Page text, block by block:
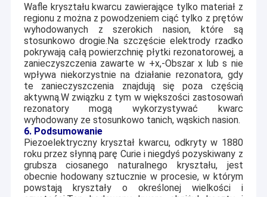
Wafle kryształu kwarcu zawierające tylko materiał z
regionu z można z powodzeniem ciąć tylko z prętów
wyhodowanych z szerokich nasion, które są
stosunkowo drogie.Na szczęście elektrody rzadko
pokrywają całą powierzchnię płytki rezonatorowej, a
zanieczyszczenia zawarte w +x,-Obszar x lub s nie
wpływa niekorzystnie na działanie rezonatora, gdy
te zanieczyszczenia znajdują się poza częścią
aktywną.W związku z tym w większości zastosowań
rezonatory mogą wykorzystywać kwarc
wyhodowany ze stosunkowo tanich, wąskich nasion.
6. Podsumowanie
Piezoelektryczny kryształ kwarcu, odkryty w 1880
roku przez słynną parę Curie i niegdyś pozyskiwany z
grubsza ciosanego naturalnego kryształu, jest
obecnie hodowany sztucznie w procesie, w którym
powstają kryształy o określonej wielkości i